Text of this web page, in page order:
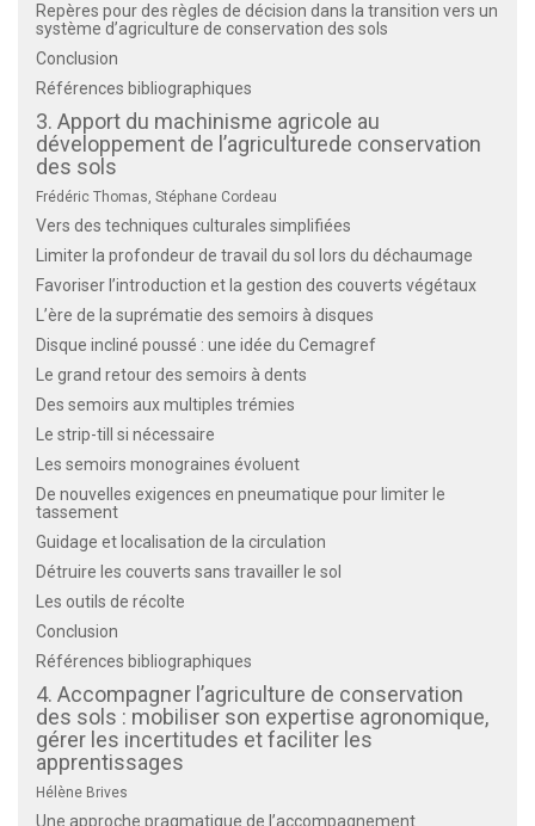
Repères pour des règles de décision dans la transition vers un
système d’agriculture de conservation des sols
Conclusion
Références bibliographiques
3. Apport du machinisme agricole au
développement de l’agriculturede conservation
des sols
Frédéric Thomas, Stéphane Cordeau
Vers des techniques culturales simplifiées
Limiter la profondeur de travail du sol lors du déchaumage
Favoriser l’introduction et la gestion des couverts végétaux
L’ère de la suprématie des semoirs à disques
Disque incliné poussé : une idée du Cemagref
Le grand retour des semoirs à dents
Des semoirs aux multiples trémies
Le strip-till si nécessaire
Les semoirs monograines évoluent
De nouvelles exigences en pneumatique pour limiter le
tassement
Guidage et localisation de la circulation
Détruire les couverts sans travailler le sol
Les outils de récolte
Conclusion
Références bibliographiques
4. Accompagner l’agriculture de conservation
des sols : mobiliser son expertise agronomique,
gérer les incertitudes et faciliter les
apprentissages
Hélène Brives
Une approche pragmatique de l’accompagnement